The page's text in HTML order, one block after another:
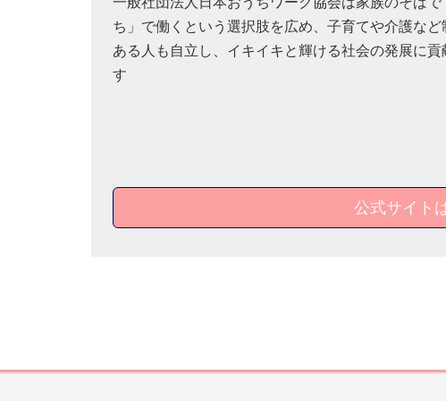
ち」で働くという選択肢を広め、子育てや介護など
ある人も自立し、イキイキと輝ける社会の発展に貢
す
公式サイト